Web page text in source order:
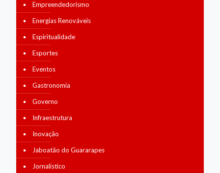
Empreendedorismo
Energias Renováveis
Espiritualidade
Esportes
Eventos
Gastronomia
Governo
Infraestrutura
Inovação
Jaboatão do Guararapes
Jornalístico